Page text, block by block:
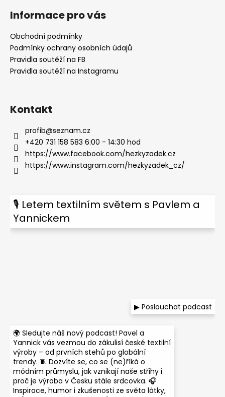
Informace pro vás
Obchodní podmínky
Podmínky ochrany osobních údajů
Pravidla soutěží na FB
Pravidla soutěží na Instagramu
Kontakt
profib@seznam.cz
+420 731 158 583 6:00 - 14:30 hod
https://www.facebook.com/hezkyzadek.cz
https://www.instagram.com/hezkyzadek_cz/
🎙 Letem textilním světem s Pavlem a
Yannickem
🌍 Sledujte náš nový podcast! Pavel a
Yannick vás vezmou do zákulisí české textilní
výroby – od prvních stehů po globální
trendy. 🧵 Dozvíte se, co se (ne)říká o
módním průmyslu, jak vznikají naše střihy i
proč je výroba v Česku stále srdcovka. 🎧
Inspirace, humor i zkušenosti ze světa látky,
▶ Poslouchat podcast